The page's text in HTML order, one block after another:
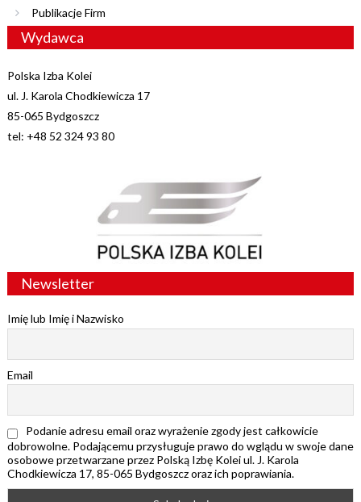
Publikacje Firm
Wydawca
Polska Izba Kolei
ul. J. Karola Chodkiewicza 17
85-065 Bydgoszcz
tel: +48 52 324 93 80
Newsletter
Imię lub Imię i Nazwisko
Email
Podanie adresu email oraz wyrażenie zgody jest całkowicie
dobrowolne. Podającemu przysługuje prawo do wglądu w swoje dane
osobowe przetwarzane przez Polską Izbę Kolei ul. J. Karola
Chodkiewicza 17, 85-065 Bydgoszcz oraz ich poprawiania.